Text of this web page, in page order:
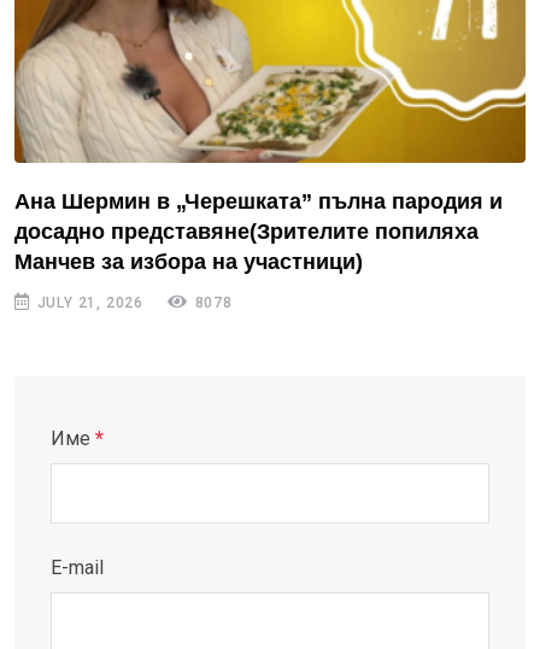
Ана Шермин в „Черешката” пълна пародия и
досадно представяне(Зрителите попиляха
Манчев за избора на участници)
JULY 21, 2026 8078
Име *
E-mail